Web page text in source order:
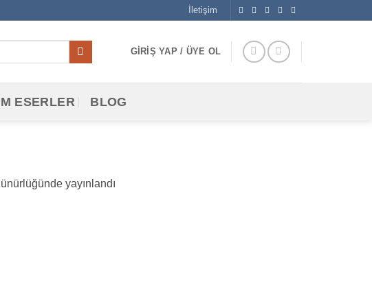
İletişim
GIRIŞ YAP / ÜYE OL
ESERLER BLOG
yayınlandı